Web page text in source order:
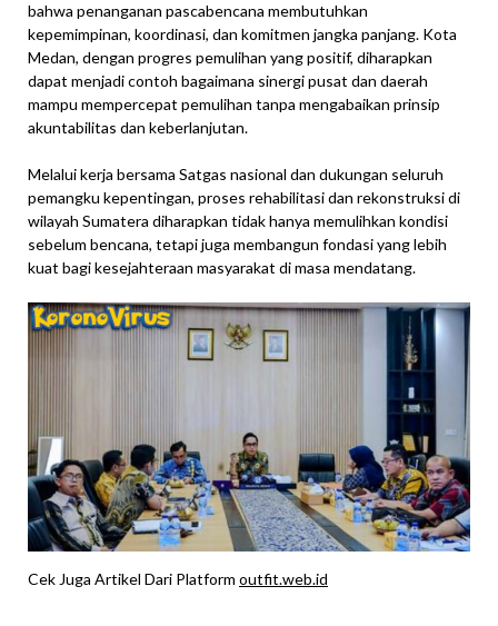
bahwa penanganan pascabencana membutuhkan
kepemimpinan, koordinasi, dan komitmen jangka panjang. Kota
Medan, dengan progres pemulihan yang positif, diharapkan
dapat menjadi contoh bagaimana sinergi pusat dan daerah
mampu mempercepat pemulihan tanpa mengabaikan prinsip
akuntabilitas dan keberlanjutan.
Melalui kerja bersama Satgas nasional dan dukungan seluruh
pemangku kepentingan, proses rehabilitasi dan rekonstruksi di
wilayah Sumatera diharapkan tidak hanya memulihkan kondisi
sebelum bencana, tetapi juga membangun fondasi yang lebih
kuat bagi kesejahteraan masyarakat di masa mendatang.
Cek Juga Artikel Dari Platform outfit.web.id